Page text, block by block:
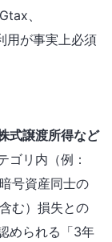
、
用が事実上必須
式譲渡所得など
ゴリ内（例：
号資産同士の
む）損失との
められる「3年